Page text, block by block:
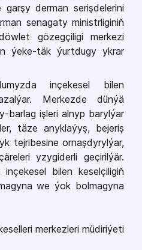
derman serişdelerini
senagaty ministrliginiň
gözegçiligi merkezi
ýeke-­täk ýurtdugy ykrar
in­çekesel bilen
Merkezde dünýä
­barlag işleri alnyp barylýar
täze anyklaýyş, bejeriş
tejri­besine ornaşdyrylýar,
yzygiderli ge­çirilýär.
bilen keselçiligiň
we ýok bol­magyna
merkezleri müdiriýeti